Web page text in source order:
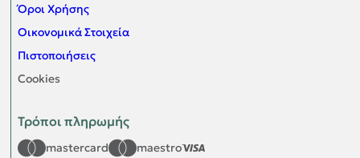
Όροι Χρήσης
Οικονομικά Στοιχεία
Πιστοποιήσεις
Cookies
Τρόποι πληρωμής
mastercard maestro